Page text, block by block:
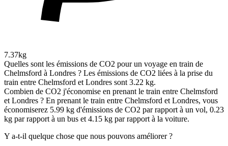
7.37kg
Quelles sont les émissions de CO2 pour un voyage en train de
Chelmsford à Londres ? Les émissions de CO2 liées à la prise du
train entre Chelmsford et Londres sont 3.22 kg.
Combien de CO2 j'économise en prenant le train entre Chelmsford
et Londres ? En prenant le train entre Chelmsford et Londres, vous
économiserez 5.99 kg d'émissions de CO2 par rapport à un vol, 0.23
kg par rapport à un bus et 4.15 kg par rapport à la voiture.
Y a-t-il quelque chose que nous pouvons améliorer ?